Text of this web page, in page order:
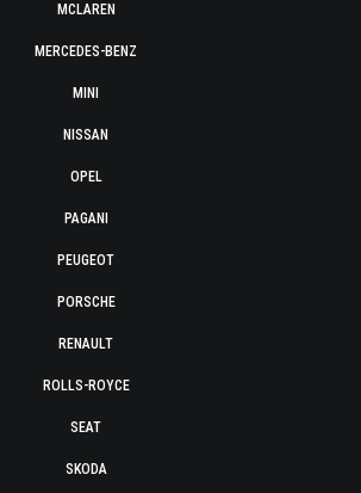
MCLAREN
MERCEDES-BENZ
MINI
NISSAN
OPEL
PAGANI
PEUGEOT
PORSCHE
RENAULT
ROLLS-ROYCE
SEAT
SKODA